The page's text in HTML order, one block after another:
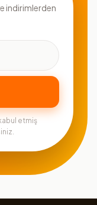
indirimlerden
etmiş